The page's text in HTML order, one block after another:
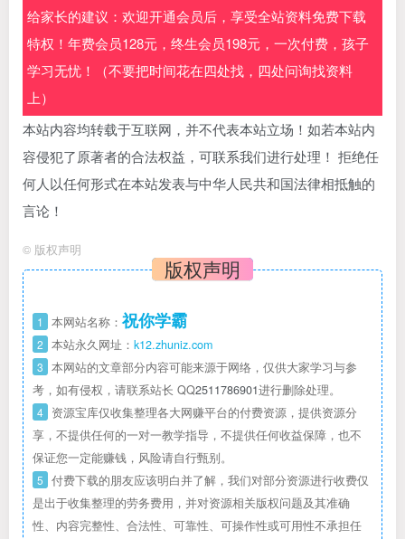
给家长的建议：欢迎开通会员后，享受全站资料免费下载
特权！年费会员128元，终生会员198元，一次付费，孩子
学习无忧！（不要把时间花在四处找，四处问询找资料
上）
本站内容均转载于互联网，并不代表本站立场！如若本站内
容侵犯了原著者的合法权益，可联系我们进行处理！ 拒绝任
何人以任何形式在本站发表与中华人民共和国法律相抵触的
言论！
© 版权声明
版权声明
1 本网站名称： 祝你学霸
2 本站永久网址： k12.zhuniz.com
3 本网站的文章部分内容可能来源于网络，仅供大家学习与参
考，如有侵权，请联系站长 QQ2511786901进行删除处理。
4 资源宝库仅收集整理各大网赚平台的付费资源，提供资源分
享，不提供任何的一对一教学指导，不提供任何收益保障，也不
保证您一定能赚钱，风险请自行甄别。
5 付费下载的朋友应该明白并了解，我们对部分资源进行收费仅
是出于收集整理的劳务费用，并对资源相关版权问题及其准确
性、内容完整性、合法性、可靠性、可操作性或可用性不承担任